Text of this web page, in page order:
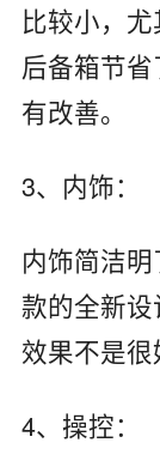
比较小，
后备箱节
有改善。
3、内饰：
内饰简洁明
款的全新
效果不是很
4、操控：